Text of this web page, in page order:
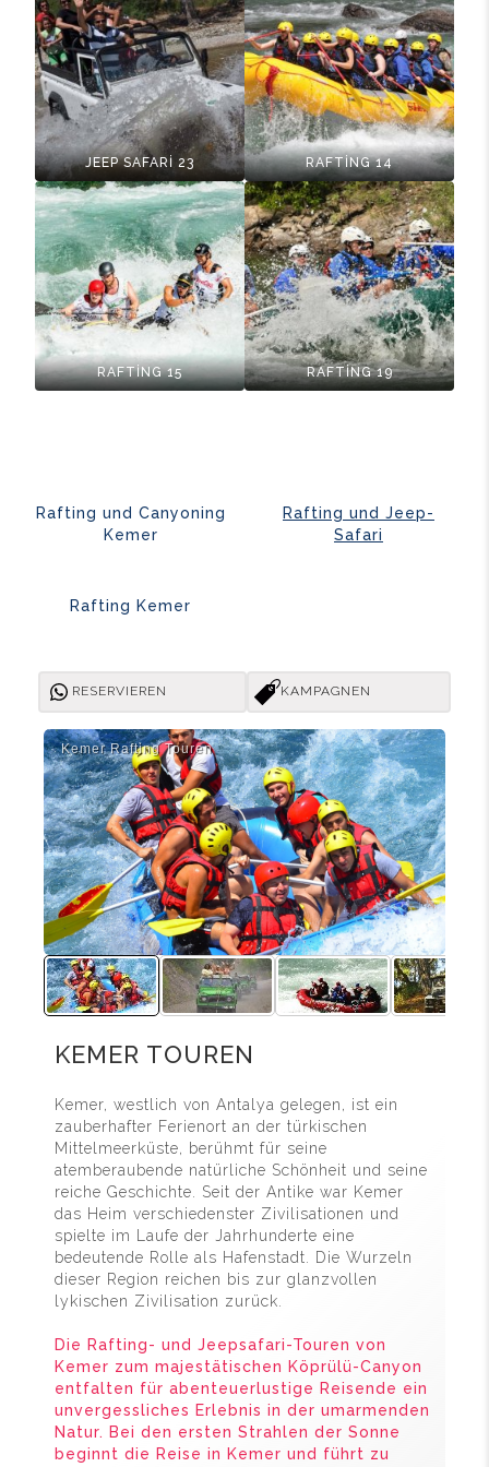
JEEP SAFARİ 23 RAFTİNG 14
RAFTİNG 15 RAFTİNG 19
Rafting und Canyoning
Kemer
Rafting und Jeep-
Safari
Rafting Kemer
RESERVIEREN KAMPAGNEN
Kemer Rafti̇ng Touren
KEMER TOUREN
Kemer, westlich von Antalya gelegen, ist ein
zauberhafter Ferienort an der türkischen
Mittelmeerküste, berühmt für seine
atemberaubende natürliche Schönheit und seine
reiche Geschichte. Seit der Antike war Kemer
das Heim verschiedenster Zivilisationen und
spielte im Laufe der Jahrhunderte eine
bedeutende Rolle als Hafenstadt. Die Wurzeln
dieser Region reichen bis zur glanzvollen
lykischen Zivilisation zurück.
Die Rafting- und Jeepsafari-Touren von
Kemer zum majestätischen Köprülü-Canyon
entfalten für abenteuerlustige Reisende ein
unvergessliches Erlebnis in der umarmenden
Natur. Bei den ersten Strahlen der Sonne
beginnt die Reise in Kemer und führt zu